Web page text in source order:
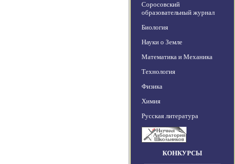
Соросовский
образовательный журнал
Биология
Науки о Земле
Математика и Механика
Технология
Физика
Химия
Русская литература
КОНКУРСЫ